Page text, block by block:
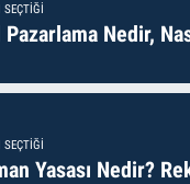
SEÇTIĞI
Nedir,
SEÇTIĞI
Yasası Nedir?